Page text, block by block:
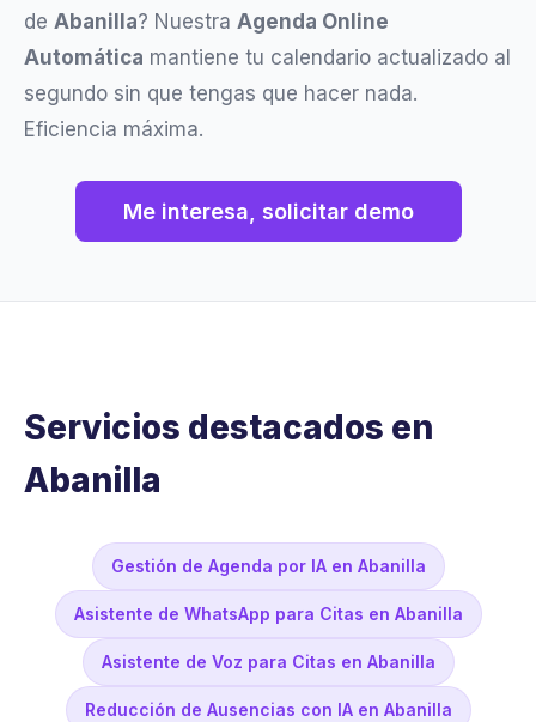
de Abanilla? Nuestra Agenda Online
Automática mantiene tu calendario actualizado al
segundo sin que tengas que hacer nada.
Eficiencia máxima.
Me interesa, solicitar demo
Servicios destacados en
Abanilla
Gestión de Agenda por IA en Abanilla
Asistente de WhatsApp para Citas en Abanilla
Asistente de Voz para Citas en Abanilla
Reducción de Ausencias con IA en Abanilla